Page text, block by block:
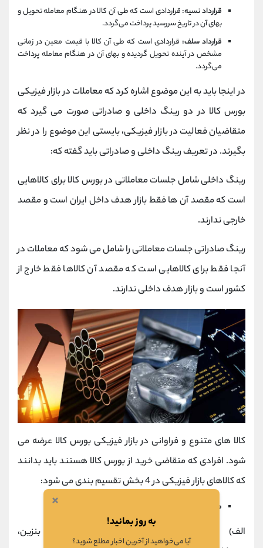
قرارداد نسیه:قراردادی است که طی آن کالا در هنگام معامله تحویل و
بهای آن در تاریخ سررسید پرداخت می‌گردد.
قرارداد سلف: قراردادی است که طی آن کالا با قیمت معین در زمانی
مشخص در آینده تحویل گردیده و بهای آن در هنگام معامله پرداخت
می‌گردد.
در اینجا باید به این موضوع اشاره کرد که معاملات در بازار فیزیکی
بورس کالا در دو رینگ داخلی و صادراتی صورت می گیرد که
متقاضیان فعالیت در بازار فیزیکی، بایستی این موضوع را در نظر
بگیرند. در تعریف رینگ داخلی و صادراتی باید گفته که:
رینگ داخلی شامل جلسات معاملاتی در بورس کالا برای کالاهایی
است که مقصد آن ها فقط بازار هدف داخل ایران است و مقصد
خارجی ندارند.
رینگ صادراتی جلسات معاملاتی را شامل می شود که معاملات در
آنجا فقط برای کالاهایی است که مقصد آن کالاها فقط خارج از
کشور است و بازار هدف داخلی ندارند.
کالا های متنوع و فراوانی در بازار فیزیکی بورس کالا عرضه می
شود. افرادی که متقاضی خرید از بورس کالا هستند باید بدانند
که کالاهای بازار فیزیکی در 4 بخش تقسیم بندی می شود:
محصولات پتروشیمی
الف)
دی اتیل هگزانول، استایرن، بنزین،
×
به روز بمانید!
آیا می‌خواهید از آخرین اخبار مطلع شوید؟